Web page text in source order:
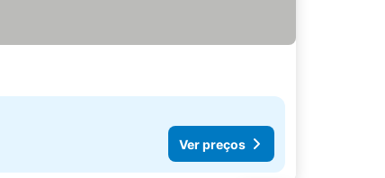
Ver preços